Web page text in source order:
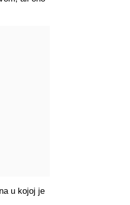
u kojoj je